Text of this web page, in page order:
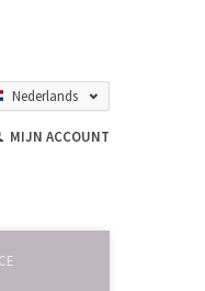
Nederlands
MIJN ACCOUNT